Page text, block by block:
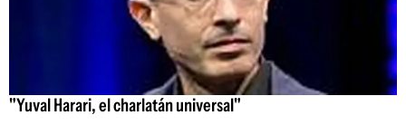
"Yuval Harari, el charlatán universal"